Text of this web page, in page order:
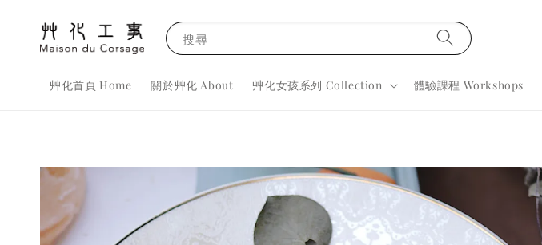
搜尋
艸化首頁 Home 關於艸化 About 艸化女孩系列 Collection 體驗課程 Workshops